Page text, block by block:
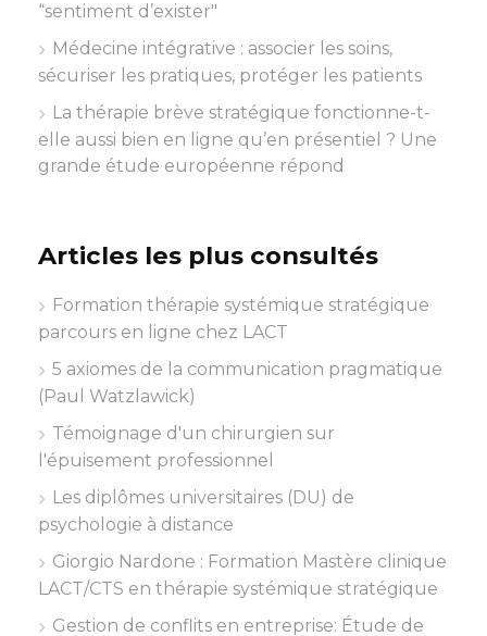
“sentiment d’exister"
Médecine intégrative : associer les soins,
sécuriser les pratiques, protéger les patients
La thérapie brève stratégique fonctionne-t-
elle aussi bien en ligne qu’en présentiel ? Une
grande étude européenne répond
Articles les plus consultés
Formation thérapie systémique stratégique
parcours en ligne chez LACT
5 axiomes de la communication pragmatique
(Paul Watzlawick)
Témoignage d'un chirurgien sur
l'épuisement professionnel
Les diplômes universitaires (DU) de
psychologie à distance
Giorgio Nardone : Formation Mastère clinique
LACT/CTS en thérapie systémique stratégique
Gestion de conflits en entreprise: Étude de